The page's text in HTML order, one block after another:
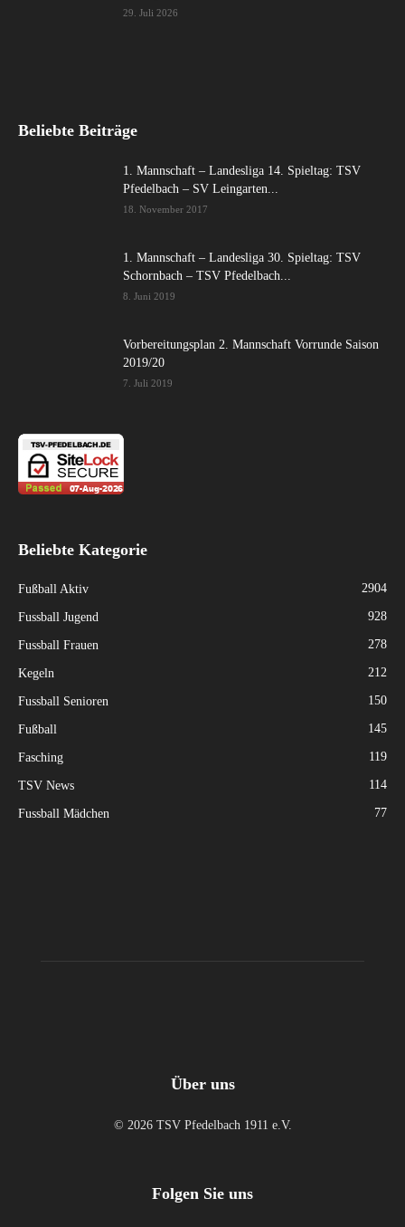
29. Juli 2026
Beliebte Beiträge
1. Mannschaft – Landesliga 14. Spieltag: TSV
Pfedelbach – SV Leingarten...
18. November 2017
1. Mannschaft – Landesliga 30. Spieltag: TSV
Schornbach – TSV Pfedelbach...
8. Juni 2019
Vorbereitungsplan 2. Mannschaft Vorrunde Saison
2019/20
7. Juli 2019
Beliebte Kategorie
Fußball Aktiv 2904
Fussball Jugend 928
Fussball Frauen 278
Kegeln 212
Fussball Senioren 150
Fußball 145
Fasching 119
TSV News 114
Fussball Mädchen 77
Über uns
© 2026 TSV Pfedelbach 1911 e.V.
Folgen Sie uns